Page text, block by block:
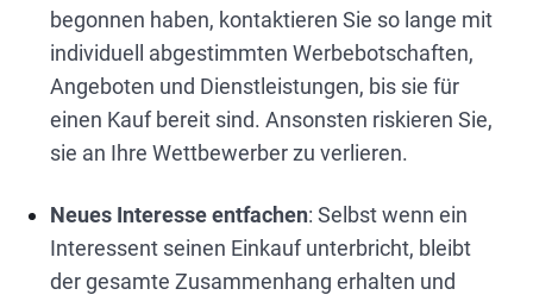
begonnen haben, kontaktieren Sie so lange mit
individuell abgestimmten Werbebotschaften,
Angeboten und Dienstleistungen, bis sie für
einen Kauf bereit sind. Ansonsten riskieren Sie,
sie an Ihre Wettbewerber zu verlieren.
Neues Interesse entfachen: Selbst wenn ein
Interessent seinen Einkauf unterbricht, bleibt
der gesamte Zusammenhang erhalten und